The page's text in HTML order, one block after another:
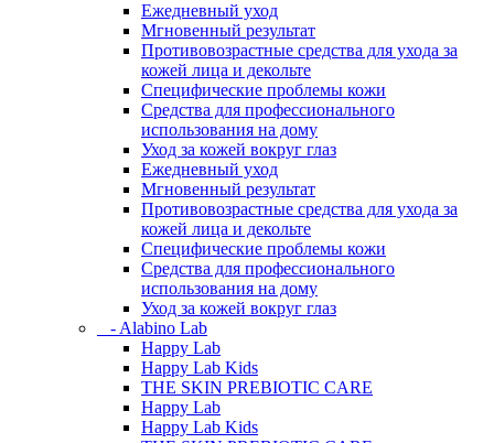
Ежедневный уход
Мгновенный результат
Противовозрастные средства для ухода за
кожей лица и декольте
Специфические проблемы кожи
Средства для профессионального
использования на дому
Уход за кожей вокруг глаз
Ежедневный уход
Мгновенный результат
Противовозрастные средства для ухода за
кожей лица и декольте
Специфические проблемы кожи
Средства для профессионального
использования на дому
Уход за кожей вокруг глаз
- Alabino Lab
Happy Lab
Happy Lab Kids
THE SKIN PREBIOTIC CARE
Happy Lab
Happy Lab Kids